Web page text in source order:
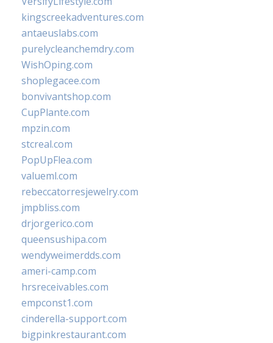
kingscreekadventures.com
antaeuslabs.com
purelycleanchemdry.com
WishOping.com
shoplegacee.com
bonvivantshop.com
CupPlante.com
mpzin.com
stcreal.com
PopUpFlea.com
valueml.com
rebeccatorresjewelry.com
jmpbliss.com
drjorgerico.com
queensushipa.com
wendyweimerdds.com
ameri-camp.com
hrsreceivables.com
empconst1.com
cinderella-support.com
bigpinkrestaurant.com